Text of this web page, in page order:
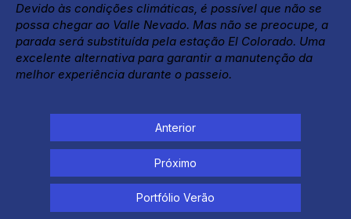
Devido às condições climáticas, é possível que não se
possa chegar ao Valle Nevado. Mas não se preocupe, a
parada será substituída pela estação El Colorado. Uma
excelente alternativa para garantir a manutenção da
melhor experiência durante o passeio.
Anterior
Próximo
Portfólio Verão